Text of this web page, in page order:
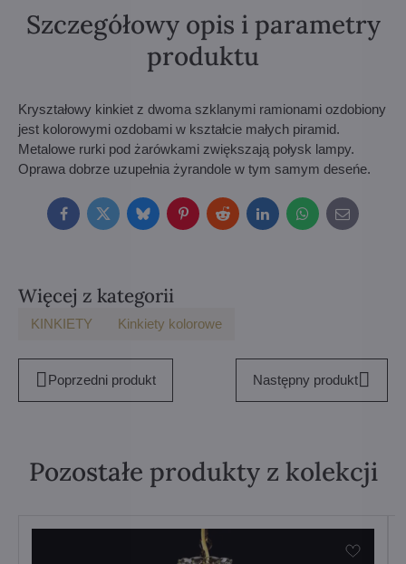
Szczegółowy opis i parametry
produktu
Kryształowy kinkiet z dwoma szklanymi ramionami ozdobiony
jest kolorowymi ozdobami w kształcie małych piramid.
Metalowe rurki pod żarówkami zwiększają połysk lampy.
Oprawa dobrze uzupełnia żyrandole w tym samym deseńe.
FacebookTwitterBlueskyPinterestRedditLinkedInWhatsApp
E-
mail
Więcej z kategorii
KINKIETY Kinkiety kolorowe
Poprzedni produkt Następny produkt
Pozostałe produkty z kolekcji